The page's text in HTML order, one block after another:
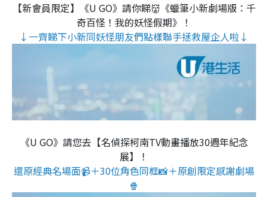
【新會員限定】《U GO》請你睇👹《蠟筆小新劇場版：千
奇百怪！我的妖怪假期》！
↓一齊睇下小新同妖怪朋友們點樣聯手拯救屋企人啦↓
《U GO》請您去【名偵探柯南TV動畫播放30週年紀念
展】！
還原經典名場面📹＋30位角色同框📸＋原創限定感謝劇場
🍿